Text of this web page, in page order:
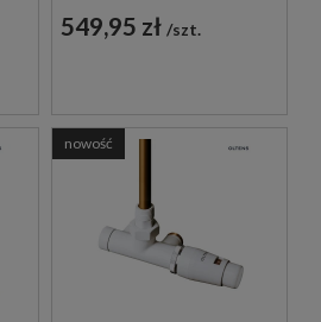
JEDNOOTWOROWY
LEWY GRAFIT 55905400
549,95 zł szt.
nowość